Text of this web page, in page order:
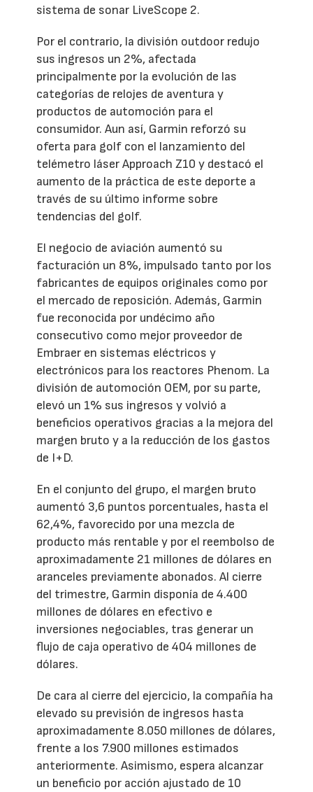
sistema de sonar LiveScope 2.
Por el contrario, la división outdoor redujo
sus ingresos un 2%, afectada
principalmente por la evolución de las
categorías de relojes de aventura y
productos de automoción para el
consumidor. Aun así, Garmin reforzó su
oferta para golf con el lanzamiento del
telémetro láser Approach Z10 y destacó el
aumento de la práctica de este deporte a
través de su último informe sobre
tendencias del golf.
El negocio de aviación aumentó su
facturación un 8%, impulsado tanto por los
fabricantes de equipos originales como por
el mercado de reposición. Además, Garmin
fue reconocida por undécimo año
consecutivo como mejor proveedor de
Embraer en sistemas eléctricos y
electrónicos para los reactores Phenom. La
división de automoción OEM, por su parte,
elevó un 1% sus ingresos y volvió a
beneficios operativos gracias a la mejora del
margen bruto y a la reducción de los gastos
de I+D.
En el conjunto del grupo, el margen bruto
aumentó 3,6 puntos porcentuales, hasta el
62,4%, favorecido por una mezcla de
producto más rentable y por el reembolso de
aproximadamente 21 millones de dólares en
aranceles previamente abonados. Al cierre
del trimestre, Garmin disponía de 4.400
millones de dólares en efectivo e
inversiones negociables, tras generar un
flujo de caja operativo de 404 millones de
dólares.
De cara al cierre del ejercicio, la compañía ha
elevado su previsión de ingresos hasta
aproximadamente 8.050 millones de dólares,
frente a los 7.900 millones estimados
anteriormente. Asimismo, espera alcanzar
un beneficio por acción ajustado de 10